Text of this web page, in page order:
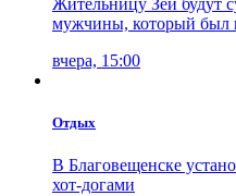
Жительницу Зеи будут
мужчины, который был
вчера, 15:00
Отдых
В Благовещенске
хот-догами